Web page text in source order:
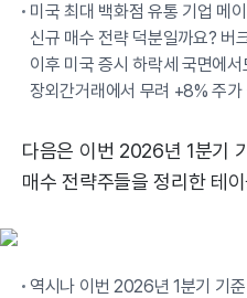
미국 최대 백화점 유통 기업 메
신규 매수 전략 덕분일까요? 버
이후 미국 증시 하락세 국면에
장외간거래에서 무려 +8% 주
다음은 이번 2026년 1분기
매수 전략주들을 정리한 테
역시나 이번 2026년 1분기 기